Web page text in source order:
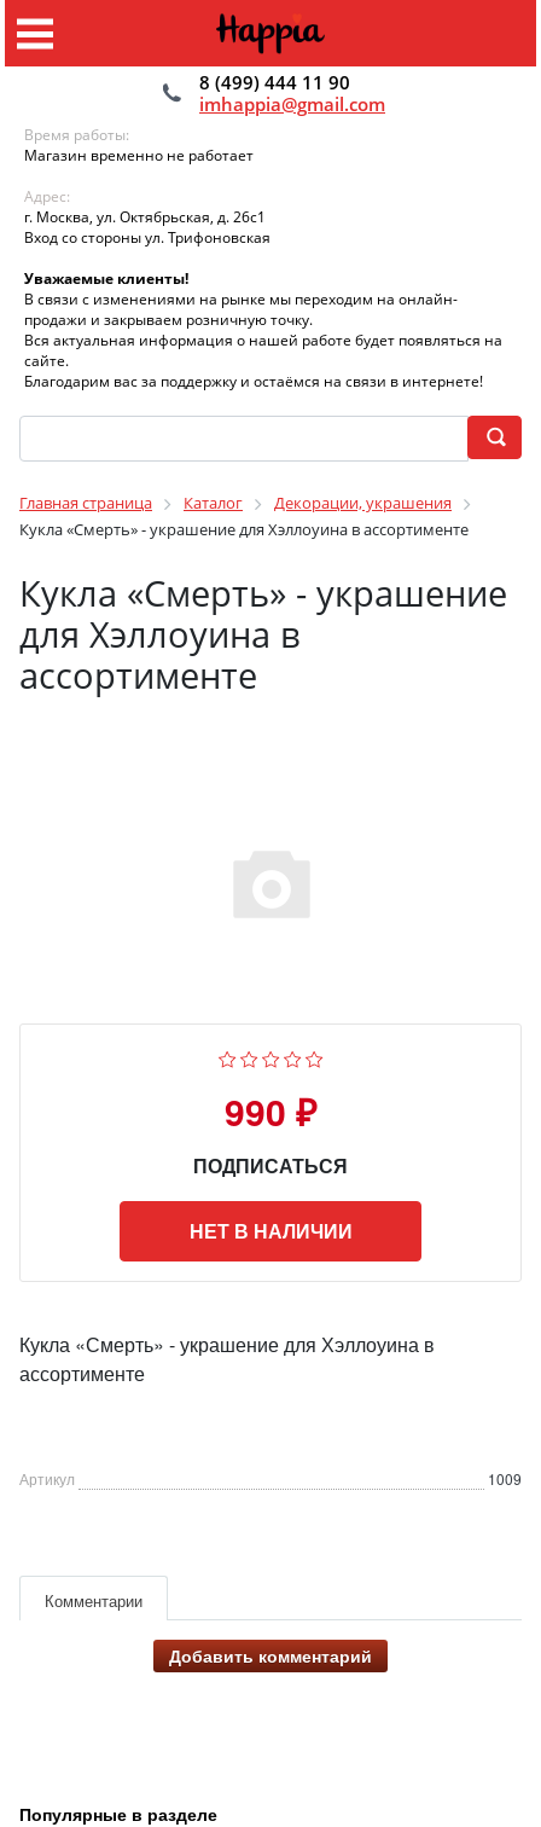
8 (499) 444 11 90
imhappia@gmail.com
Время работы:
Магазин временно не работает
Адрес:
г. Москва, ул. Октябрьская, д. 26с1
Вход со стороны ул. Трифоновская
Уважаемые клиенты!
В связи с изменениями на рынке мы переходим на онлайн-
продажи и закрываем розничную точку.
Вся актуальная информация о нашей работе будет появляться на
сайте.
Благодарим вас за поддержку и остаёмся на связи в интернете!
Главная страница Каталог
Декорации, украшения
Кукла «Смерть» - украшение для Хэллоуина в ассортименте
Кукла «Смерть» - украшение
для Хэллоуина в
ассортименте
990 ₽
ПОДПИСАТЬСЯ
НЕТ В НАЛИЧИИ
Кукла «Смерть» - украшение для Хэллоуина в
ассортименте
Артикул 1009
Комментарии
Добавить комментарий
Популярные в разделе